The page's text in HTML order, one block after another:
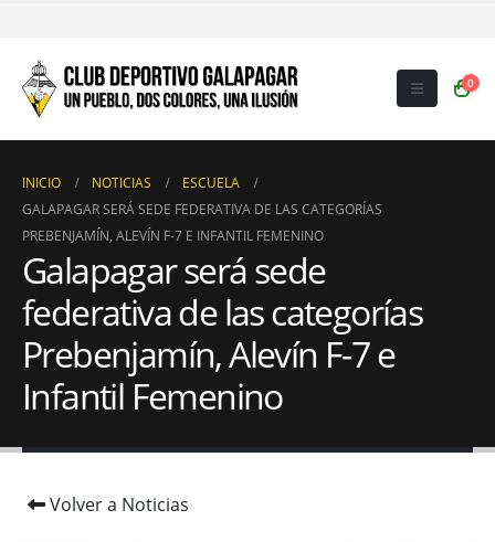
0
INICIO NOTICIAS
ESCUELA
GALAPAGAR SERÁ SEDE FEDERATIVA DE LAS CATEGORÍAS
PREBENJAMÍN, ALEVÍN F-7 E INFANTIL FEMENINO
Galapagar será sede
federativa de las categorías
Prebenjamín, Alevín F-7 e
Infantil Femenino
Volver a Noticias